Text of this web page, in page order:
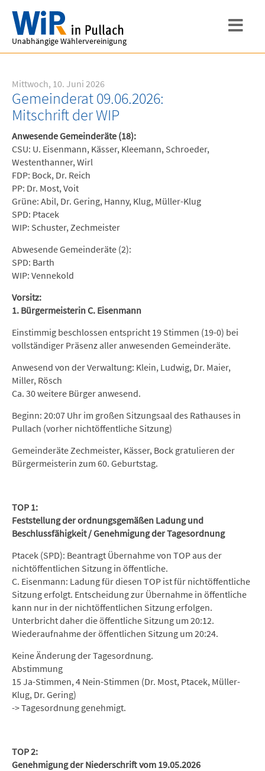
Unabhängige Wählervereinigung
Mittwoch, 10. Juni 2026
Gemeinderat 09.06.2026:
Mitschrift der WIP
Anwesende Gemeinderäte (18):
CSU: U. Eisenmann, Kässer, Kleemann, Schroeder,
Westenthanner, Wirl
FDP: Bock, Dr. Reich
PP: Dr. Most, Voit
Grüne: Abil, Dr. Gering, Hanny, Klug, Müller-Klug
SPD: Ptacek
WIP: Schuster, Zechmeister
Abwesende Gemeinderäte (2):
SPD: Barth
WIP: Vennekold
Vorsitz:
1. Bürgermeisterin C. Eisenmann
Einstimmig beschlossen entspricht 19 Stimmen (19-0) bei
vollständiger Präsenz aller anwesenden Gemeinderäte.
Anwesend von der Verwaltung: Klein, Ludwig, Dr. Maier,
Miller, Rösch
Ca. 30 weitere Bürger anwesend.
Beginn: 20:07 Uhr im großen Sitzungsaal des Rathauses in
Pullach (vorher nichtöffentliche Sitzung)
Gemeinderäte Zechmeister, Kässer, Bock gratulieren der
Bürgermeisterin zum 60. Geburtstag.
TOP 1:
Feststellung der ordnungsgemäßen Ladung und
Beschlussfähigkeit / Genehmigung der Tagesordnung
Ptacek (SPD): Beantragt Übernahme von TOP aus der
nichtöffentlichen Sitzung in öffentliche.
C. Eisenmann: Ladung für diesen TOP ist für nichtöffentliche
Sitzung erfolgt. Entscheidung zur Übernahme in öffentliche
kann nur in der nichtöffentlichen Sitzung erfolgen.
Unterbricht daher die öffentliche Sitzung um 20:12.
Wiederaufnahme der öffentlichen Sitzung um 20:24.
Keine Änderung der Tagesordnung.
Abstimmung
15 Ja-Stimmen, 4 Nein-Stimmen (Dr. Most, Ptacek, Müller-
Klug, Dr. Gering)
-> Tagesordnung genehmigt.
TOP 2:
Genehmigung der Niederschrift vom 19.05.2026